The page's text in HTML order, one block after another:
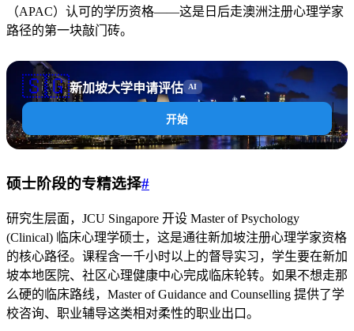
（APAC）认可的学历资格——这是日后走澳洲注册心理学家
路径的第一块敲门砖。
🇸🇬新加坡大学申请评估 AI
开始
硕士阶段的专精选择#
研究生层面，JCU Singapore 开设 Master of Psychology
(Clinical) 临床心理学硕士，这是通往新加坡注册心理学家资格
的核心路径。课程含一千小时以上的督导实习，学生要在新加
坡本地医院、社区心理健康中心完成临床轮转。如果不想走那
么硬的临床路线，Master of Guidance and Counselling 提供了学
校咨询、职业辅导这类相对柔性的职业出口。